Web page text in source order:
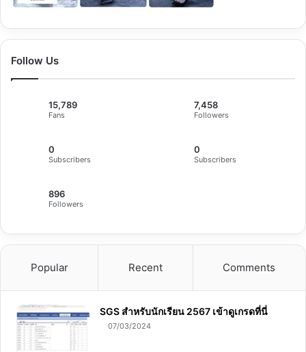
Follow Us
15,789
Fans
7,458
Followers
0
Subscribers
0
Subscribers
896
Followers
Popular Recent Comments
SGS สําหรับนักเรียน 2567 เข้าดูเกรดที่นี่
07/03/2024